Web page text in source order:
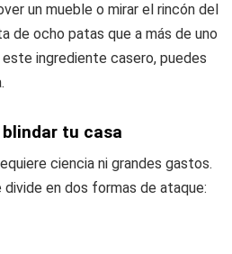
un mueble o mirar el rincón del
de ocho patas que a más de uno
ingrediente casero, puedes
blindar tu casa
ciencia ni grandes gastos.
en dos formas de ataque: